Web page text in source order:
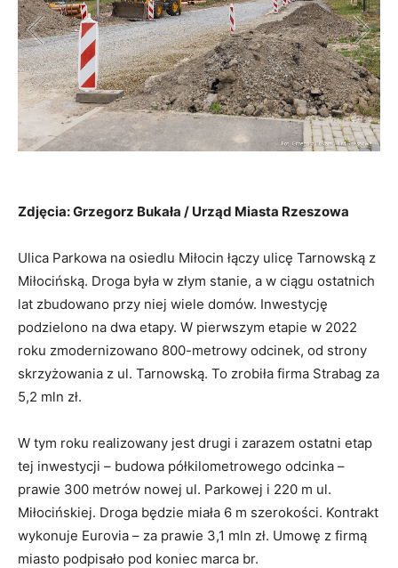
Zdjęcia: Grzegorz Bukała / Urząd Miasta Rzeszowa
Ulica Parkowa na osiedlu Miłocin łączy ulicę Tarnowską z
Miłocińską. Droga była w złym stanie, a w ciągu ostatnich
lat zbudowano przy niej wiele domów. Inwestycję
podzielono na dwa etapy. W pierwszym etapie w 2022
roku zmodernizowano 800-metrowy odcinek, od strony
skrzyżowania z ul. Tarnowską. To zrobiła firma Strabag za
5,2 mln zł.
W tym roku realizowany jest drugi i zarazem ostatni etap
tej inwestycji – budowa półkilometrowego odcinka –
prawie 300 metrów nowej ul. Parkowej i 220 m ul.
Miłocińskiej. Droga będzie miała 6 m szerokości. Kontrakt
wykonuje Eurovia – za prawie 3,1 mln zł. Umowę z firmą
miasto podpisało pod koniec marca br.